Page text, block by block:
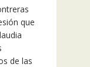
que
de las